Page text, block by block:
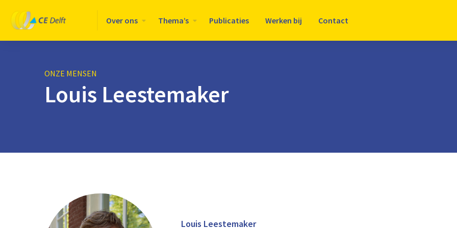
Logo
CE
Delft
Over ons Thema’s Publicaties Werken bij Contact
ONZE MENSEN
Louis Leestemaker
Louis Leestemaker